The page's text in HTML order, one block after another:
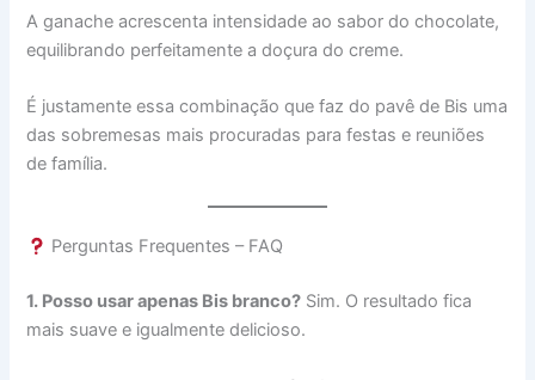
A ganache acrescenta intensidade ao sabor do chocolate,
equilibrando perfeitamente a doçura do creme.
É justamente essa combinação que faz do pavê de Bis uma
das sobremesas mais procuradas para festas e reuniões
de família.
Perguntas Frequentes – FAQ
1. Posso usar apenas Bis branco? Sim. O resultado fica
mais suave e igualmente delicioso.